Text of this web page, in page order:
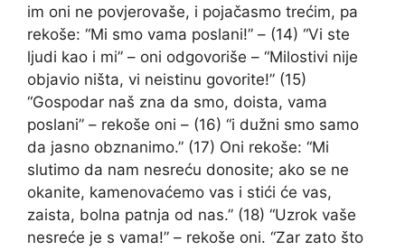
im oni ne povjerovaše, i pojačasmo trećim, pa
rekoše: “Mi smo vama poslani!” – (14) “Vi ste
ljudi kao i mi” – oni odgovoriše – “Milostivi nije
objavio ništa, vi neistinu govorite!” (15)
“Gospodar naš zna da smo, doista, vama
poslani” – rekoše oni – (16) “i dužni smo samo
da jasno obznanimo.” (17) Oni rekoše: “Mi
slutimo da nam nesreću donosite; ako se ne
okanite, kamenovaćemo vas i stići će vas,
zaista, bolna patnja od nas.” (18) “Uzrok vaše
nesreće je s vama!” – rekoše oni. “Zar zato što